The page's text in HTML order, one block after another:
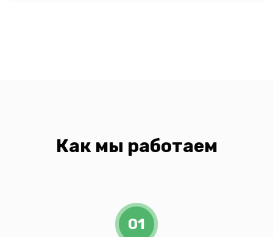
Как мы работаем
01